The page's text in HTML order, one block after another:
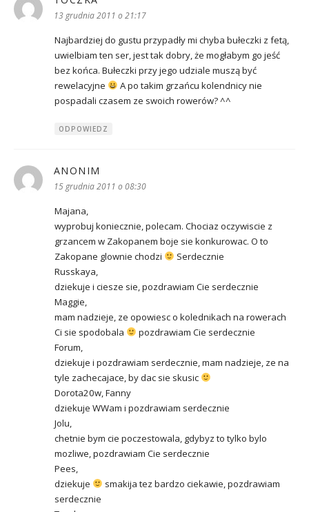
13 grudnia 2011 o 21:17
Najbardziej do gustu przypadły mi chyba bułeczki z fetą,
uwielbiam ten ser, jest tak dobry, że mogłabym go jeść
bez końca. Bułeczki przy jego udziale muszą być
rewelacyjne
A po takim grzańcu kolendnicy nie
pospadali czasem ze swoich rowerów? ^^
ODPOWIEDZ
ANONIM
15 grudnia 2011 o 08:30
Majana,
wyprobuj koniecznie, polecam. Chociaz oczywiscie z
grzancem w Zakopanem boje sie konkurowac. O to
Zakopane glownie chodzi
Serdecznie
Russkaya,
dziekuje i ciesze sie, pozdrawiam Cie serdecznie
Maggie,
mam nadzieje, ze opowiesc o kolednikach na rowerach
Ci sie spodobala
pozdrawiam Cie serdecznie
Forum,
dziekuje i pozdrawiam serdecznie, mam nadzieje, ze na
tyle zachecajace, by dac sie skusic
Dorota20w, Fanny
dziekuje WWam i pozdrawiam serdecznie
Jolu,
chetnie bym cie poczestowala, gdybyz to tylko bylo
mozliwe, pozdrawiam Cie serdecznie
Pees,
dziekuje
smakija tez bardzo ciekawie, pozdrawiam
serdecznie